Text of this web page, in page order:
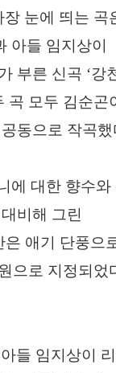
눈에 띄는 곡
아들 임지상이
부른 신곡 ‘강
곡 모두 김순곤
동으로 작곡했
에 대한 향수와
비해 그린
은 애기 단풍으
으로 지정되었
들 임지상이